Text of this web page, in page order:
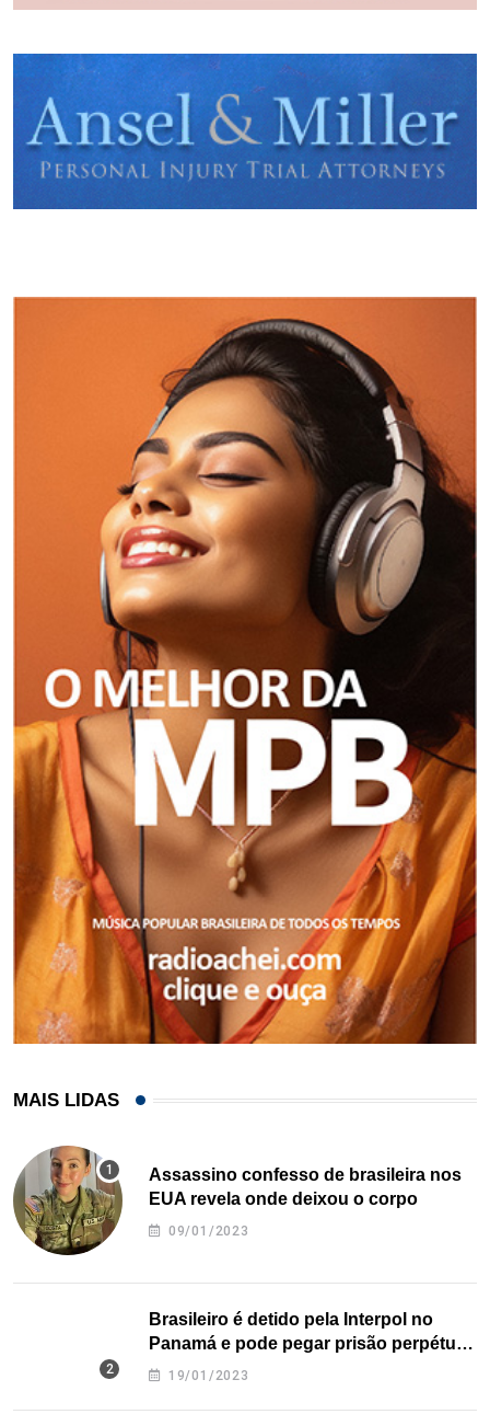
MAIS LIDAS
Assassino confesso de brasileira nos
EUA revela onde deixou o corpo
09/01/2023
Brasileiro é detido pela Interpol no
Panamá e pode pegar prisão perpétua
nos EUA
19/01/2023